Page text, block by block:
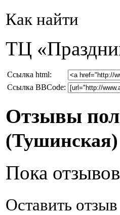
Как найти
ТЦ
Cсылка html:
Ссылка BBCode:
Отзывы
(Тушинская)
Пока
Оставить отзыв